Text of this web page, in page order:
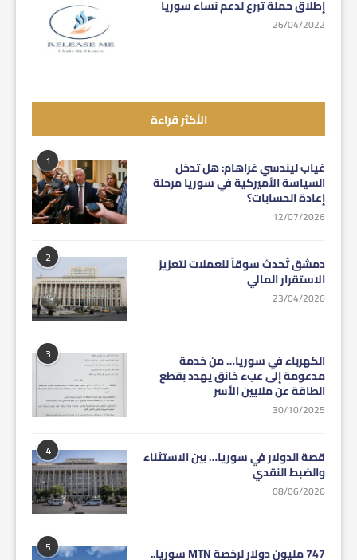
إطلاق حملة تبرع لدعم نساء سوريا
26/04/2022
الأكثر قراءة
1 غياب ليندسي غراهام: هل تدخل
السياسة الأميركية في سوريا مرحلة
إعادة الحسابات؟
12/07/2026
2 دمشق تُحدث سوقاً للعملات لتعزيز
الاستقرار المالي
23/04/2026
3 الكهرباء في سوريا… من خدمة
مدعومة إلى عبء خانق يهدد بقطع
الطاقة عن ملايين الأسر
30/10/2025
4 قصة الدولار في سوريا… بين الاستثناء
والضبط النقدي
08/06/2026
5 747 مليون دولار لرخصة MTN سوريا..